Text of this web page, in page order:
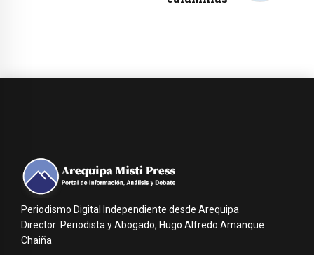
Periodismo Digital Independiente desde Arequipa
Director: Periodista y Abogado, Hugo Alfredo Amanque
Chaiña